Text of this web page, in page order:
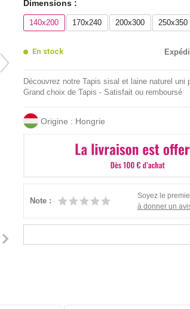
Dimensions :
140x200 170x240 200x300 250x350
En stock
Découvrez notre Tapis sisal et laine naturel uni
Grand choix de Tapis - Satisfait ou remboursé
Origine : Hongrie
Note :
Soyez le
à donner un